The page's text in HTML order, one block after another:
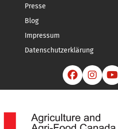
Presse
Blog
Impressum
Datenschutzerklärung
  